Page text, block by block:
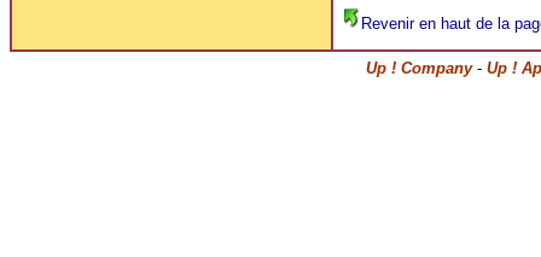
Revenir en haut de la
Up ! Company- Up !